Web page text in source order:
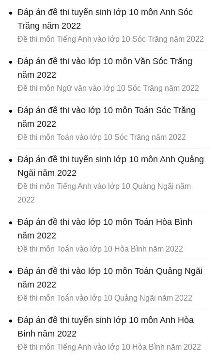
Đáp án đề thi tuyển sinh lớp 10 môn Anh Sóc
Trăng năm 2022
Đề thi môn Tiếng Anh vào lớp 10 Sóc Trăng năm 2022
Đáp án đề thi vào lớp 10 môn Văn Sóc Trăng
năm 2022
Đề thi môn Ngữ văn vào lớp 10 Sóc Trăng năm 2022
Đáp án đề thi vào lớp 10 môn Toán Sóc Trăng
năm 2022
Đề thi môn Toán vào lớp 10 Sóc Trăng năm 2022
Đáp án đề thi tuyển sinh lớp 10 môn Anh Quảng
Ngãi năm 2022
Đề thi môn Tiếng Anh vào lớp 10 Quảng Ngãi năm
2022
Đáp án đề thi vào lớp 10 môn Toán Hòa Bình
năm 2022
Đề thi môn Toán vào lớp 10 Hòa Bình năm 2022
Đáp án đề thi vào lớp 10 môn Toán Quảng Ngãi
năm 2022
Đề thi môn Toán vào lớp 10 Quảng Ngãi năm 2022
Đáp án đề thi tuyển sinh lớp 10 môn Anh Hòa
Bình năm 2022
Đề thi môn Tiếng Anh vào lớp 10 Hòa Bình năm 2022